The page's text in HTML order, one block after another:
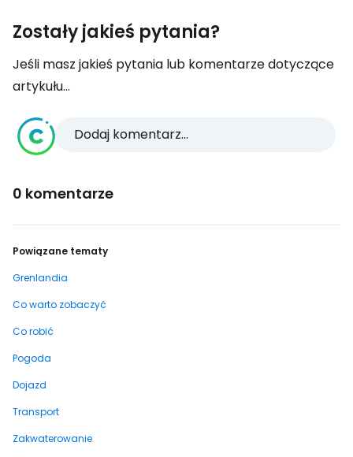
Zostały jakieś pytania?
Jeśli masz jakieś pytania lub komentarze dotyczące
artykułu...
Dodaj komentarz...
0 komentarze
Powiązane tematy
Grenlandia
Co warto zobaczyć
Co robić
Pogoda
Dojazd
Transport
Zakwaterowanie